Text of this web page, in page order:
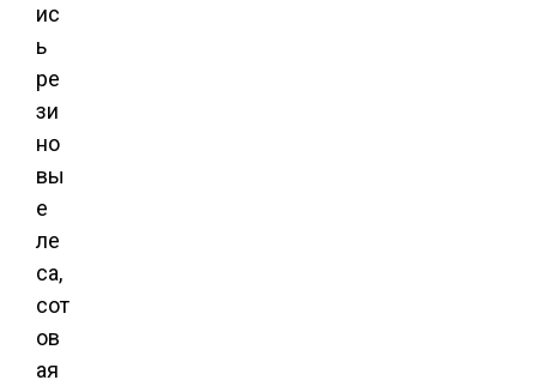
ис
ь
ре
зи
но
вы
е
ле
са,
сот
ов
ая